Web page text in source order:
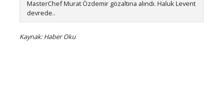
MasterChef Murat Özdemir gözaltına alındı. Haluk Levent
devrede..
Kaynak: Haber Oku